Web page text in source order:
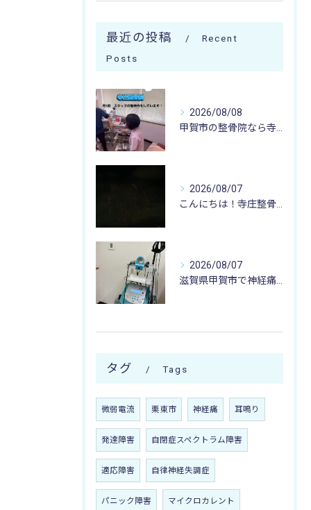
最近の投稿
Recent
Posts
2026/08/08
2026/08/07
2026/08/07
タグ Tags
微弱電流 栗東市 神経痛 耳鳴り
発達障害 自閉症スペクトラム障害
適応障害 自律神経失調症
パニック障害 マイクロカレント